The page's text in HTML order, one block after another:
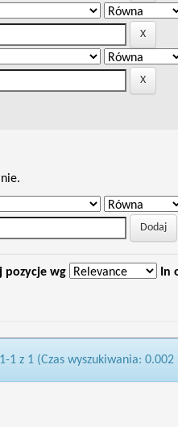
pozycje wg In
1 z 1 (Czas wyszukiwania: 0.002